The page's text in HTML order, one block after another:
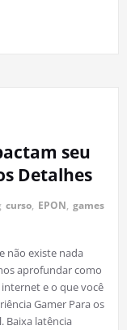
seu
Detalhes
curso, EPON, games
não existe nada
aprofundar como
e o que você
Gamer Para os
Baixa latência